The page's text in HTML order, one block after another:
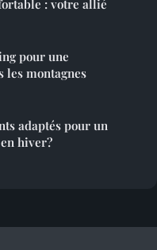
: votre allié
pour une
les montagnes
adaptés pour un
hiver?